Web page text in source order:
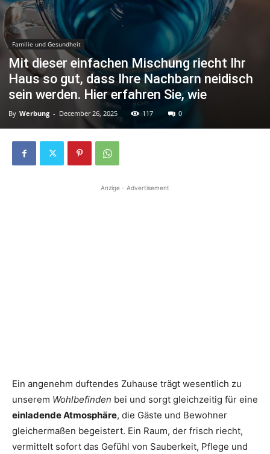
Familie und Gesundheit
Mit dieser einfachen Mischung riecht Ihr
Haus so gut, dass Ihre Nachbarn neidisch
sein werden. Hier erfahren Sie, wie
By Werbung - December 26, 2025 117 0
Anzige - Advertisement
Ein angenehm duftendes Zuhause trägt wesentlich zu
unserem Wohlbefinden bei und sorgt gleichzeitig für eine
einladende Atmosphäre, die Gäste und Bewohner
gleichermaßen begeistert. Ein Raum, der frisch riecht,
vermittelt sofort das Gefühl von Sauberkeit, Pflege und